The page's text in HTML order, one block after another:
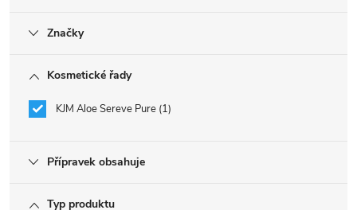
Značky
Kosmetické řady
KJM Aloe Sereve Pure 1
Přípravek obsahuje
Typ produktu